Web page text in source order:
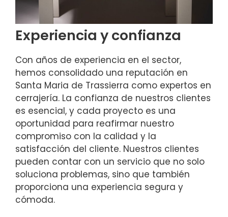
Experiencia y confianza
Con años de experiencia en el sector,
hemos consolidado una reputación en
Santa Maria de Trassierra como expertos en
cerrajería. La confianza de nuestros clientes
es esencial, y cada proyecto es una
oportunidad para reafirmar nuestro
compromiso con la calidad y la
satisfacción del cliente. Nuestros clientes
pueden contar con un servicio que no solo
soluciona problemas, sino que también
proporciona una experiencia segura y
cómoda.